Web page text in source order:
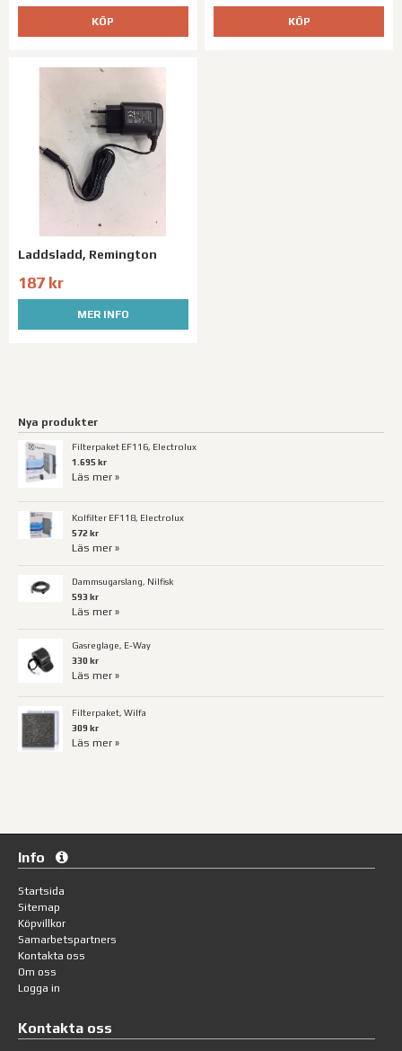
KÖP KÖP
Laddsladd, Remington
187 kr
MER INFO
Nya produkter
Filterpaket EF116, Electrolux
1.695 kr
Läs mer »
Kolfilter EF118, Electrolux
572 kr
Läs mer »
Dammsugarslang, Nilfisk
593 kr
Läs mer »
Gasreglage, E-Way
330 kr
Läs mer »
Filterpaket, Wilfa
309 kr
Läs mer »
Info
Startsida
Sitemap
Köpvillkor
Samarbetspartners
Kontakta oss
Om oss
Logga in
Kontakta oss